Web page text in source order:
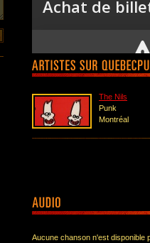
The Nils
Punk
Montréal
Aucune chanson n'est disponible